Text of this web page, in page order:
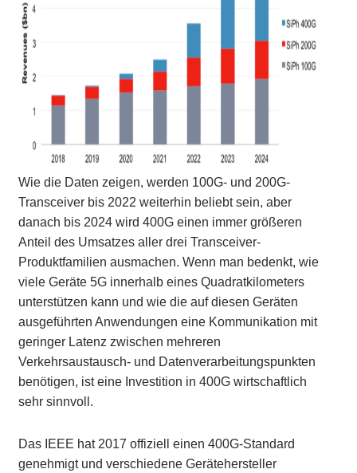
Wie die Daten zeigen, werden 100G- und 200G-
Transceiver bis 2022 weiterhin beliebt sein, aber
danach bis 2024 wird 400G einen immer größeren
Anteil des Umsatzes aller drei Transceiver-
Produktfamilien ausmachen. Wenn man bedenkt, wie
viele Geräte 5G innerhalb eines Quadratkilometers
unterstützen kann und wie die auf diesen Geräten
ausgeführten Anwendungen eine Kommunikation mit
geringer Latenz zwischen mehreren
Verkehrsaustausch- und Datenverarbeitungspunkten
benötigen, ist eine Investition in 400G wirtschaftlich
sehr sinnvoll.
Das IEEE hat 2017 offiziell einen 400G-Standard
genehmigt und verschiedene Gerätehersteller